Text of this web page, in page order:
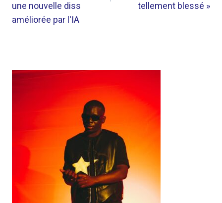
une nouvelle diss
améliorée par l'IA
tellement blessé »